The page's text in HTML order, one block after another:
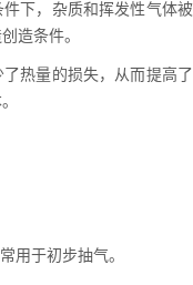
件下，杂质和挥发性气体被
造条件。
热量的损失，从而提高了
用于初步抽气。